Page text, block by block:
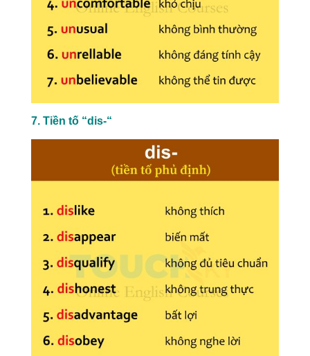
7. Tiền tố “dis-“